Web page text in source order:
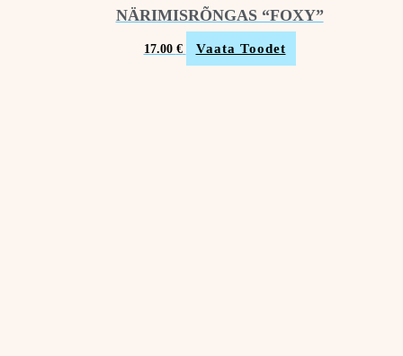
NÄRIMISRÕNGAS “FOXY”
17.00 € Vaata Toodet